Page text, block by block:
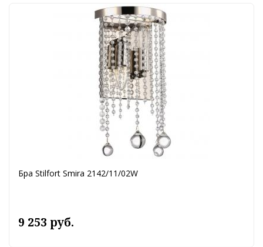
Бра Stilfort Smira 2142/11/02W
9 253 руб.